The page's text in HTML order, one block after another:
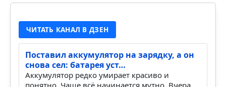
ЧИТАТЬ КАНАЛ В ДЗЕН